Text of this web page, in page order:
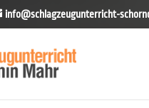
info@schlagzeugunterricht-